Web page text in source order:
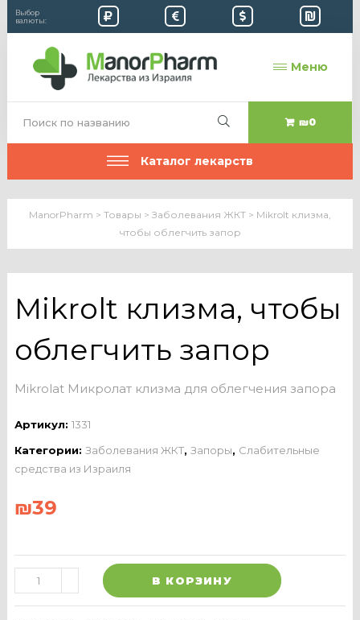
Выбор
валюты:
Меню
₪0
Каталог лекарств
ManorPharm > Товары > Заболевания ЖКТ > Mikrolt клизма,
чтобы облегчить запор
Mikrolt клизма, чтобы
облегчить запор
Mikrolat Микролат клизма для облегчения запора
Артикул: 1331
Категории: Заболевания ЖКТ, Запоры, Слабительные
средства из Израиля
₪39
В КОРЗИНУ